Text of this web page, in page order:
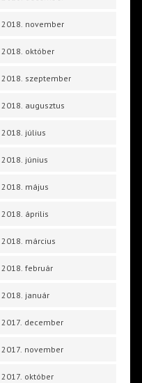
2018. november
2018. október
2018. szeptember
2018. augusztus
2018. július
2018. június
2018. május
2018. április
2018. március
2018. február
2018. január
2017. december
2017. november
2017. október